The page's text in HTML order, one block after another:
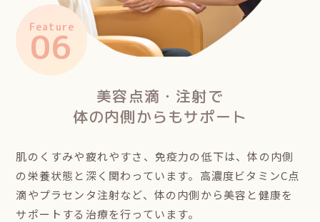
Feature
06
美容点滴・注射で
体の内側からもサポート
肌のくすみや疲れやすさ、免疫力の低下は、体の内側
の栄養状態と深く関わっています。高濃度ビタミンC点
滴やプラセンタ注射など、体の内側から美容と健康を
サポートする治療を行っています。